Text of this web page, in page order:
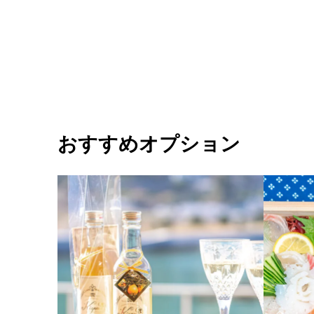
おすすめオプション